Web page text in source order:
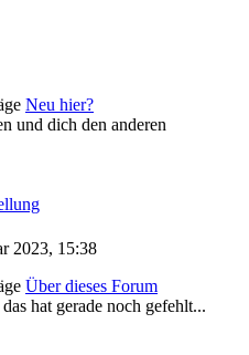
Neu hier?
und dich den anderen
2023, 15:38
Über dieses Forum
hat gerade noch gefehlt...